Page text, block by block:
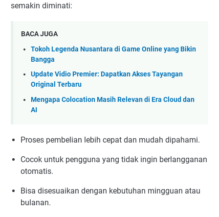
semakin diminati:
BACA JUGA
Tokoh Legenda Nusantara di Game Online yang Bikin
Bangga
Update Vidio Premier: Dapatkan Akses Tayangan
Original Terbaru
Mengapa Colocation Masih Relevan di Era Cloud dan
AI
Proses pembelian lebih cepat dan mudah dipahami.
Cocok untuk pengguna yang tidak ingin berlangganan
otomatis.
Bisa disesuaikan dengan kebutuhan mingguan atau
bulanan.